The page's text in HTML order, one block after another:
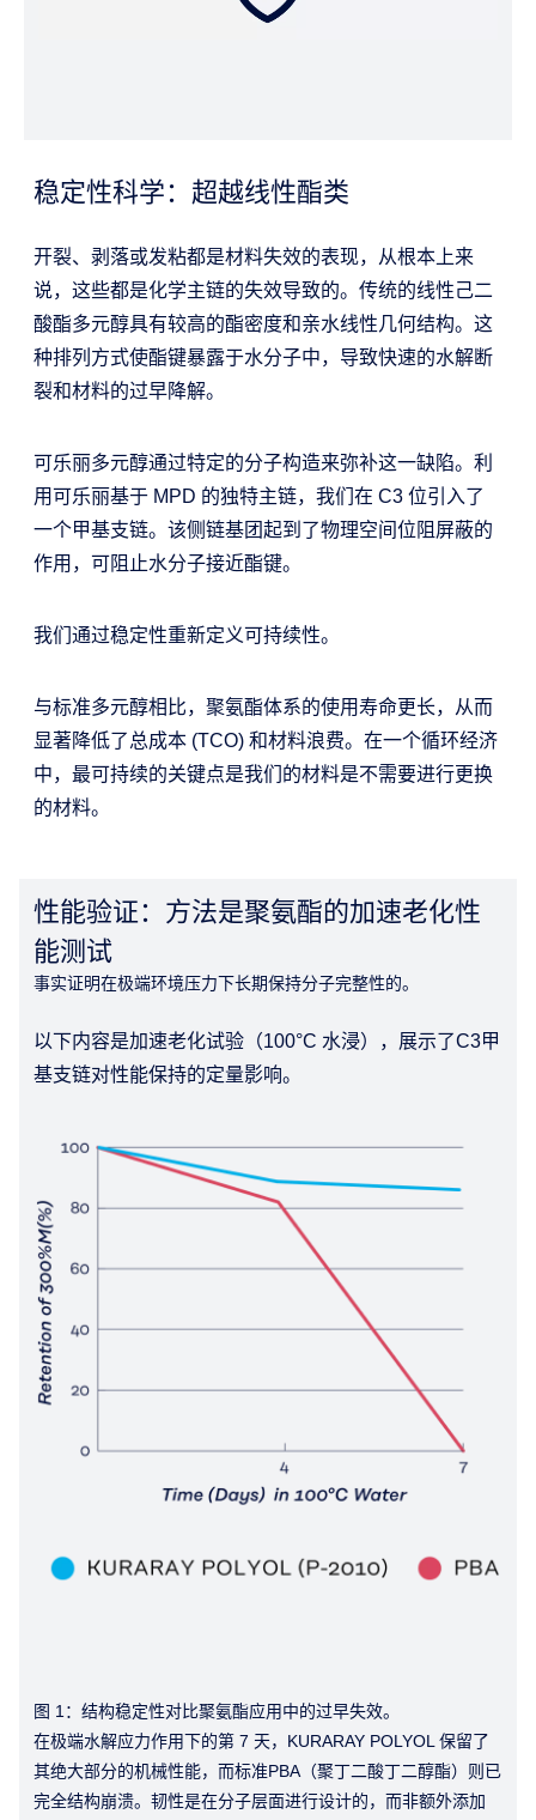
稳定性科学：超越线性酯类
开裂、剥落或发粘都是材料失效的表现，从根本上来
说，这些都是化学主链的失效导致的。传统的线性己二
酸酯多元醇具有较高的酯密度和亲水线性几何结构。这
种排列方式使酯键暴露于水分子中，导致快速的水解断
裂和材料的过早降解。
可乐丽多元醇通过特定的分子构造来弥补这一缺陷。利
用可乐丽基于 MPD 的独特主链，我们在 C3 位引入了
一个甲基支链。该侧链基团起到了物理空间位阻屏蔽的
作用，可阻止水分子接近酯键。
我们通过稳定性重新定义可持续性。
与标准多元醇相比，聚氨酯体系的使用寿命更长，从而
显著降低了总成本 (TCO) 和材料浪费。在一个循环经济
中，最可持续的关键点是我们的材料是不需要进行更换
的材料。
性能验证：方法是聚氨酯的加速老化性
能测试
事实证明在极端环境压力下长期保持分子完整性的。
以下内容是加速老化试验（100°C 水浸），展示了C3甲
基支链对性能保持的定量影响。
图 1：结构稳定性对比聚氨酯应用中的过早失效。
在极端水解应力作用下的第 7 天，KURARAY POLYOL 保留了
其绝大部分的机械性能，而标准PBA（聚丁二酸丁二醇酯）则已
完全结构崩溃。韧性是在分子层面进行设计的，而非额外添加